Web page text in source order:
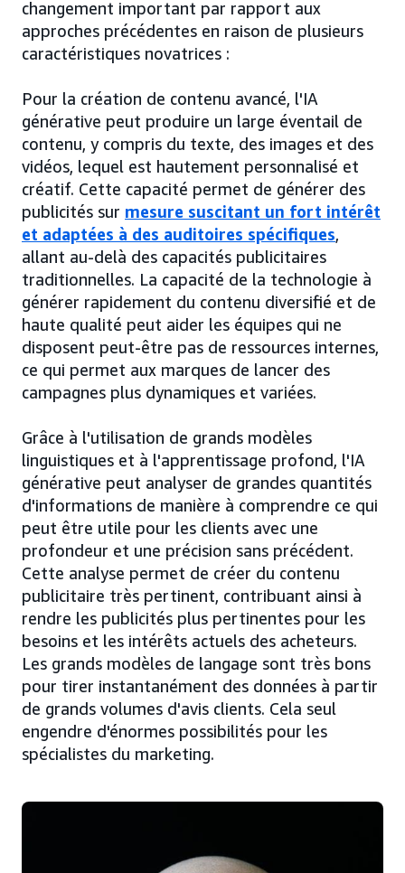
changement important par rapport aux
approches précédentes en raison de plusieurs
caractéristiques novatrices :
Pour la création de contenu avancé, l'IA
générative peut produire un large éventail de
contenu, y compris du texte, des images et des
vidéos, lequel est hautement personnalisé et
créatif. Cette capacité permet de générer des
publicités sur mesure suscitant un fort intérêt
et adaptées à des auditoires spécifiques,
allant au-delà des capacités publicitaires
traditionnelles. La capacité de la technologie à
générer rapidement du contenu diversifié et de
haute qualité peut aider les équipes qui ne
disposent peut-être pas de ressources internes,
ce qui permet aux marques de lancer des
campagnes plus dynamiques et variées.
Grâce à l'utilisation de grands modèles
linguistiques et à l'apprentissage profond, l'IA
générative peut analyser de grandes quantités
d'informations de manière à comprendre ce qui
peut être utile pour les clients avec une
profondeur et une précision sans précédent.
Cette analyse permet de créer du contenu
publicitaire très pertinent, contribuant ainsi à
rendre les publicités plus pertinentes pour les
besoins et les intérêts actuels des acheteurs.
Les grands modèles de langage sont très bons
pour tirer instantanément des données à partir
de grands volumes d'avis clients. Cela seul
engendre d'énormes possibilités pour les
spécialistes du marketing.